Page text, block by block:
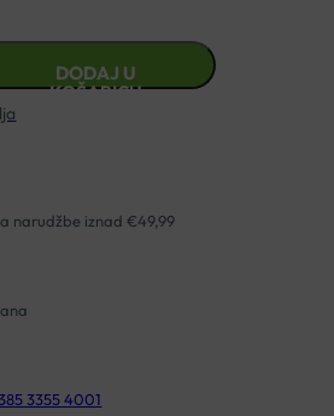
DODAJ U
KOŠARICU
narudžbe iznad €49,99
3355 4001